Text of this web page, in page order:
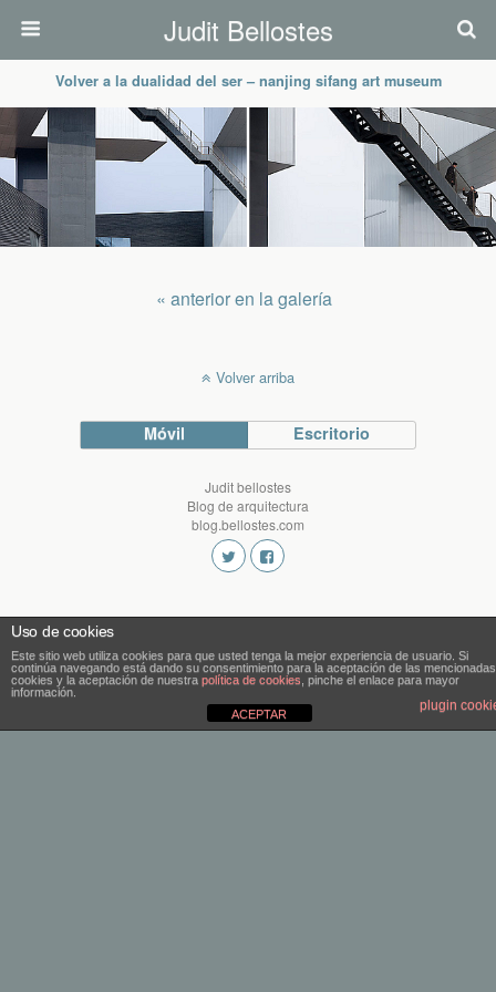
Judit Bellostes
Volver a la dualidad del ser – nanjing sifang art museum
« anterior en la galería
Volver arriba
Móvil Escritorio
Judit bellostes
Blog de arquitectura
blog.bellostes.com
Uso de cookies
Este sitio web utiliza cookies para que usted tenga la mejor experiencia de usuario. Si
continúa navegando está dando su consentimiento para la aceptación de las mencionadas
cookies y la aceptación de nuestra política de cookies , pinche el enlace para mayor
información.
plugin
ACEPTAR